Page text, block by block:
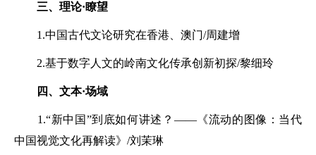
三、理论·瞭望
1.中国古代文论研究在香港、澳门/周建增
2.基于数字人文的岭南文化传承创新初探/黎细玲
四、文本·场域
1.“新中国”到底如何讲述？——《流动的图像：当代
中国视觉文化再解读》/刘茉琳